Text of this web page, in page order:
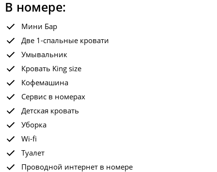
В номере:
Мини Бар
Две 1-спальные кровати
Умывальник
Кровать King size
Кофемашина
Сервис в номерах
Детская кровать
Уборка
Wi-fi
Туалет
Проводной интернет в номере